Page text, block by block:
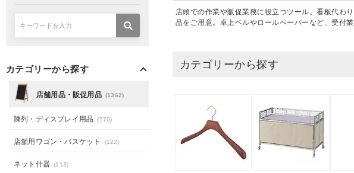
店頭での作業や販促業務に役立つツール。看板代わ
品をご用意。卓上ベルやロールペーパーなど、受付
カテゴリーから探す
カテゴリーから探す
店舗用品・販促用品 (1362)
陳列・ディスプレイ用品 (570)
店舗用ワゴン・バスケット (122)
ネット什器 (113)